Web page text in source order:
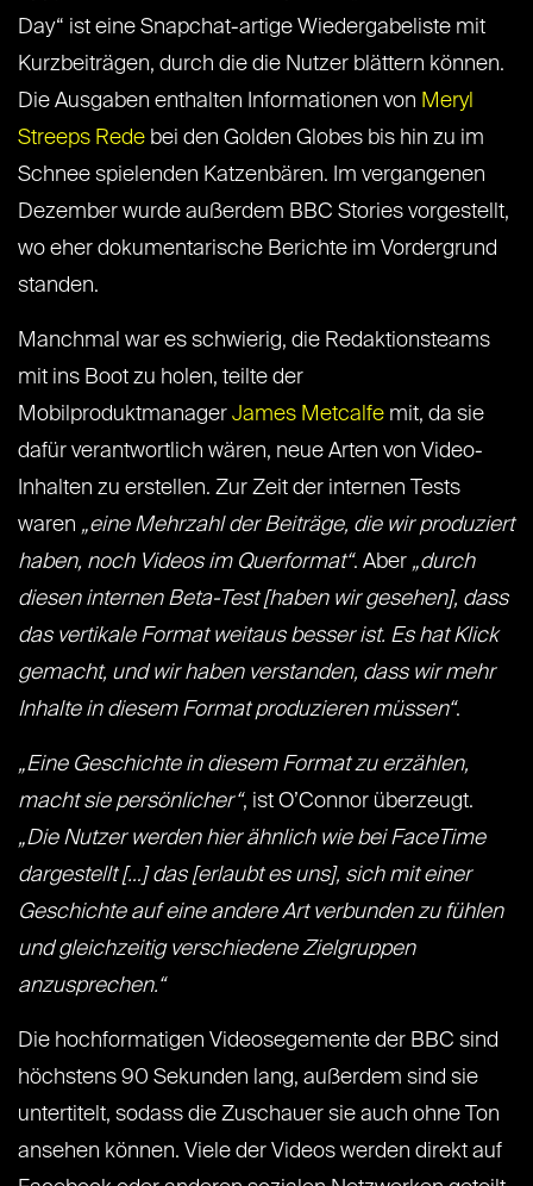
Day“ ist eine Snapchat-artige Wiedergabeliste mit
Kurzbeiträgen, durch die die Nutzer blättern können.
Die Ausgaben enthalten Informationen von Meryl
Streeps Rede bei den Golden Globes bis hin zu im
Schnee spielenden Katzenbären. Im vergangenen
Dezember wurde außerdem BBC Stories vorgestellt,
wo eher dokumentarische Berichte im Vordergrund
standen.
Manchmal war es schwierig, die Redaktionsteams
mit ins Boot zu holen, teilte der
Mobilproduktmanager James Metcalfe mit, da sie
dafür verantwortlich wären, neue Arten von Video-
Inhalten zu erstellen. Zur Zeit der internen Tests
waren „eine Mehrzahl der Beiträge, die wir produziert
haben, noch Videos im Querformat“. Aber „durch
diesen internen Beta-Test [haben wir gesehen], dass
das vertikale Format weitaus besser ist. Es hat Klick
gemacht, und wir haben verstanden, dass wir mehr
Inhalte in diesem Format produzieren müssen“.
„Eine Geschichte in diesem Format zu erzählen,
macht sie persönlicher“, ist O’Connor überzeugt.
„Die Nutzer werden hier ähnlich wie bei FaceTime
dargestellt […] das [erlaubt es uns], sich mit einer
Geschichte auf eine andere Art verbunden zu fühlen
und gleichzeitig verschiedene Zielgruppen
anzusprechen.“
Die hochformatigen Videosegemente der BBC sind
höchstens 90 Sekunden lang, außerdem sind sie
untertitelt, sodass die Zuschauer sie auch ohne Ton
ansehen können. Viele der Videos werden direkt auf